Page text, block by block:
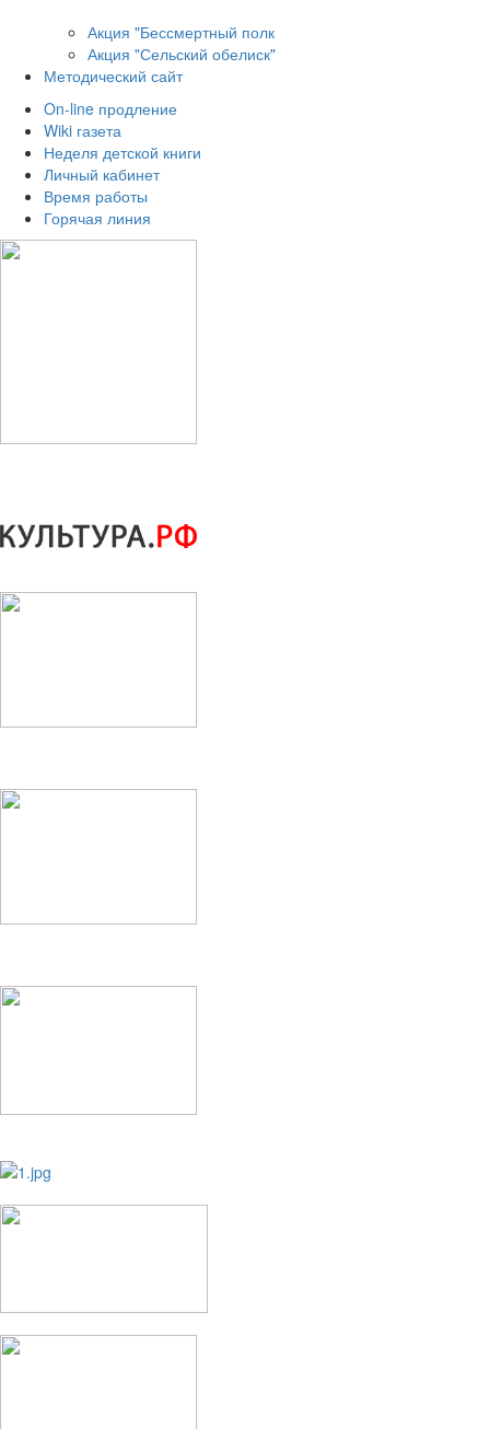
Акция "Бессмертный полк
Акция "Сельский обелиск"
Методический сайт
On-line продление
Wiki газета
Неделя детской книги
Личный кабинет
Время работы
Горячая линия